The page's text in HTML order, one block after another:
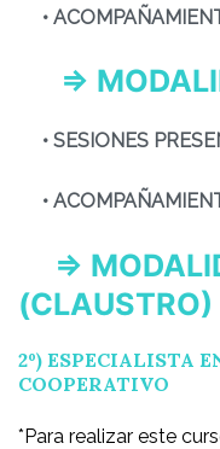
•
⇒ M
• SESIONES
•
⇒
(CLAUSTRO)
2º) ESPECIALISTA
COOPERATIVO
*Para realizar este